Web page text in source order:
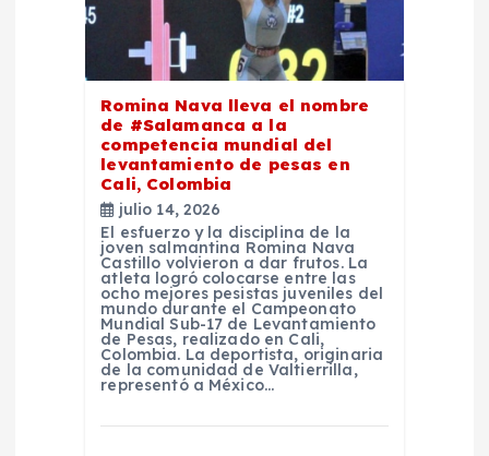
Romina Nava lleva el nombre
de #Salamanca a la
competencia mundial del
levantamiento de pesas en
Cali, Colombia
julio 14, 2026
El esfuerzo y la disciplina de la
joven salmantina Romina Nava
Castillo volvieron a dar frutos. La
atleta logró colocarse entre las
ocho mejores pesistas juveniles del
mundo durante el Campeonato
Mundial Sub-17 de Levantamiento
de Pesas, realizado en Cali,
Colombia. La deportista, originaria
de la comunidad de Valtierrilla,
representó a México…